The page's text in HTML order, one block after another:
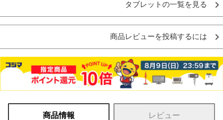
タブレットの一覧を見る
商品レビューを投稿するには
商品情報 レビュー